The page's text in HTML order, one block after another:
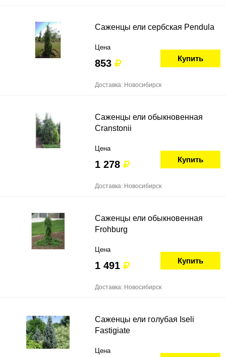
Саженцы ели сербская Pendula
Цена
853 Купить
Доставка: Новосибирск
Саженцы ели обыкновенная
Cranstonii
Цена
1 278 Купить
Доставка: Новосибирск
Саженцы ели обыкновенная
Frohburg
Цена
1 491 Купить
Доставка: Новосибирск
Саженцы ели голубая Iseli
Fastigiate
Цена